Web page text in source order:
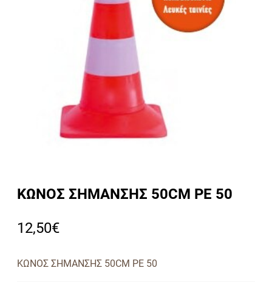
ΚΩΝΟΣ ΣΗΜΑΝΣΗΣ 50CM ΡΕ 50
12,50€
ΚΩΝΟΣ ΣΗΜΑΝΣΗΣ 50CM PE 50